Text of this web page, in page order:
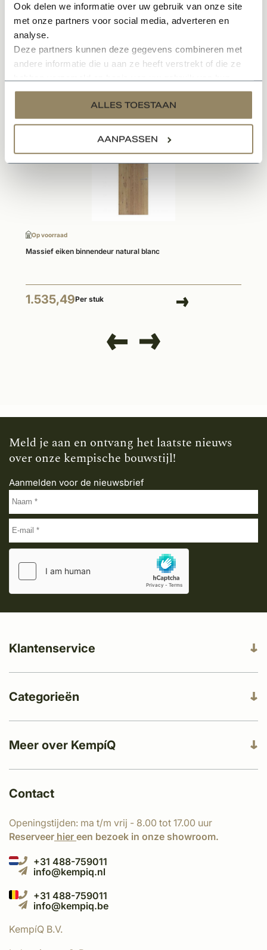
Ook delen we informatie over uw gebruik van onze site
met onze partners voor social media, adverteren en
analyse.
Deze partners kunnen deze gegevens combineren met
andere informatie die u aan ze heeft verstrekt of die ze
services.
ALLES TOESTAAN
AANPASSEN
Wij adviseren het volgende:
-Deuren 201,5 tot 211,5 cm : 3 scharnieren.
-Deuren 231,5 : 4 scharnieren.
Gerelateerde producten
Op voorraad
Massief eiken binnendeur natural blanc
1.535,49Per stuk
Meld je aan en ontvang het laatste nieuws
over onze kempische bouwstijl!
Aanmelden voor de nieuwsbrief
Meer over KempíQ
Klantenservice
Categorieën
Contact
Openingstijden: ma t/m vrij - 8.00 tot 17.00 uur
Reserveer hier een bezoek in onze showroom.
+31 488-759011
info@kempiq.nl
+31 488-759011
info@kempiq.be
KempíQ B.V.